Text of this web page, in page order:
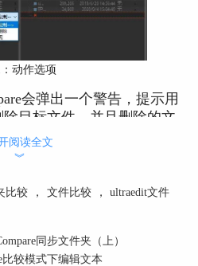
动作选项
会弹出一个警告，提示用
目标文件，并且删除的文
无误后，就可以单击“继
作。
阅读全文
︾
比较 ， 文件比较 ，
ultraedit文件
同步文件夹（上）
比较模式下编辑文本